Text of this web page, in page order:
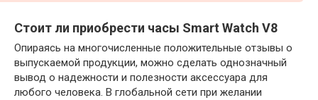
Стоит ли приобрести часы Smart Watch V8
Опираясь на многочисленные положительные отзывы о
выпускаемой продукции, можно сделать однозначный
вывод о надежности и полезности аксессуара для
любого человека. В глобальной сети при желании